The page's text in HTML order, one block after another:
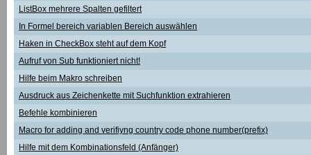
ListBox mehrere Spalten gefiltert
In Formel bereich variablen Bereich auswählen
Haken in CheckBox steht auf dem Kopf
Aufruf von Sub funktioniert nicht!
Hilfe beim Makro schreiben
Ausdruck aus Zeichenkette mit Suchfunktion extrahieren
Befehle kombinieren
Macro for adding and verifiyng country code phone number(prefix)
Hilfe mit dem Kombinationsfeld (Anfänger)